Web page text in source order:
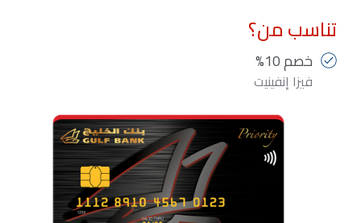
تناسب من؟
خصم 10%
فيزا إنفينيت